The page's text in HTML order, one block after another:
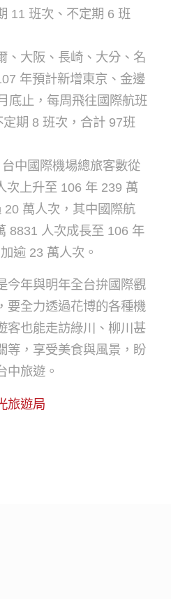
11 班次、不定期 6 班
、大阪、長崎、大分、名
年預計新增東京、金邊
底止，每周飛往國際航班
期 8 班次，合計 97班
中國際機場總旅客數從
次上升至 106 年 239 萬
萬人次，其中國際航
8831 人次成長至 106 年
逾 23 萬人次。
今年與明年全台拚國際觀
要全力透過花博的各種機
客也能走訪綠川、柳川甚
等，享受美食與風景，盼
中旅遊。
旅遊局